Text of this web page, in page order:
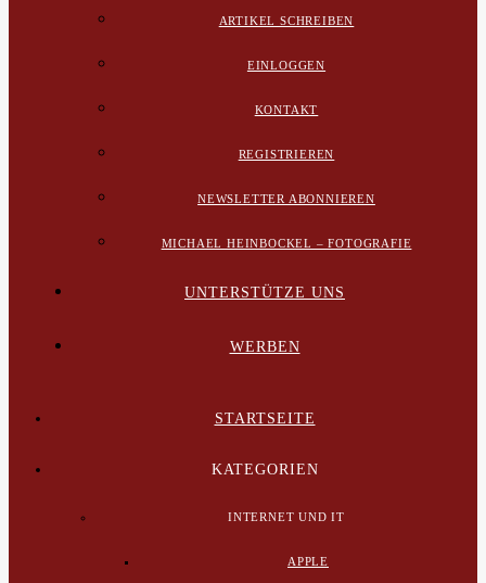
ARTIKEL SCHREIBEN
EINLOGGEN
KONTAKT
REGISTRIEREN
NEWSLETTER ABONNIEREN
MICHAEL HEINBOCKEL – FOTOGRAFIE
UNTERSTÜTZE UNS
WERBEN
STARTSEITE
KATEGORIEN
INTERNET UND IT
APPLE